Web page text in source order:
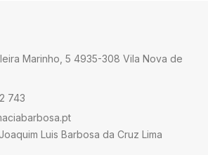
Marinho, 5 4935-308 Vila Nova de
743
Joaquim Luis Barbosa da Cruz Lima